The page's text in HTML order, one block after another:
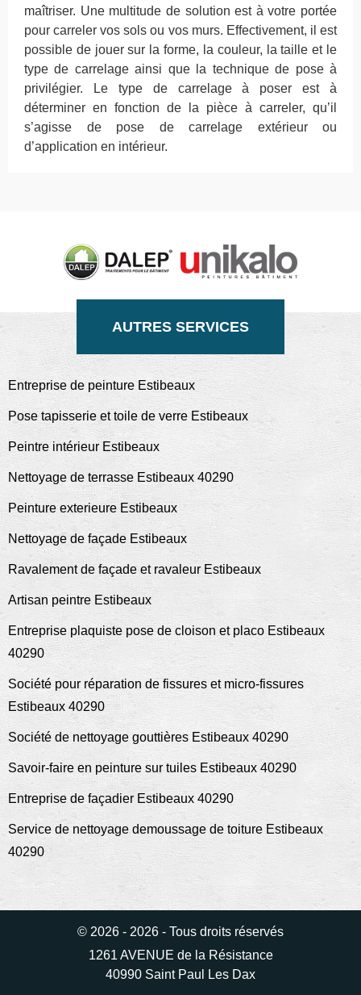
maîtriser. Une multitude de solution est à votre portée
pour carreler vos sols ou vos murs. Effectivement, il est
possible de jouer sur la forme, la couleur, la taille et le
type de carrelage ainsi que la technique de pose à
privilégier. Le type de carrelage à poser est à
déterminer en fonction de la pièce à carreler, qu’il
s’agisse de pose de carrelage extérieur ou
d’application en intérieur.
AUTRES SERVICES
Entreprise de peinture Estibeaux
Pose tapisserie et toile de verre Estibeaux
Peintre intérieur Estibeaux
Nettoyage de terrasse Estibeaux 40290
Peinture exterieure Estibeaux
Nettoyage de façade Estibeaux
Ravalement de façade et ravaleur Estibeaux
Artisan peintre Estibeaux
Entreprise plaquiste pose de cloison et placo Estibeaux
40290
Société pour réparation de fissures et micro-fissures
Estibeaux 40290
Société de nettoyage gouttières Estibeaux 40290
Savoir-faire en peinture sur tuiles Estibeaux 40290
Entreprise de façadier Estibeaux 40290
Service de nettoyage demoussage de toiture Estibeaux
40290
© 2026 - 2026 - Tous droits réservés
1261 AVENUE de la Résistance
40990 Saint Paul Les Dax